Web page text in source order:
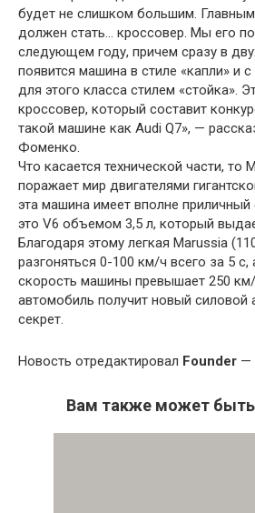
будет не слишком большим.
должен стать… кроссовер. Мы его
следующем году, причем сразу в
появится машина в стиле «капли» и
для этого класса стилем «стойка».
кроссовер, который составит
такой машине как Audi Q7», —
Фоменко.
Что касается технической части, то
поражает мир двигателями
эта машина имеет вполне приличный
это V6 объемом 3,5 л, который
Благодаря этому легкая Marussia
разгоняться 0-100 км/ч всего за 5
скорость машины превышает 250
автомобиль получит новый силовой
секрет.
Новость отредактировал Founder —
Вам также может быть